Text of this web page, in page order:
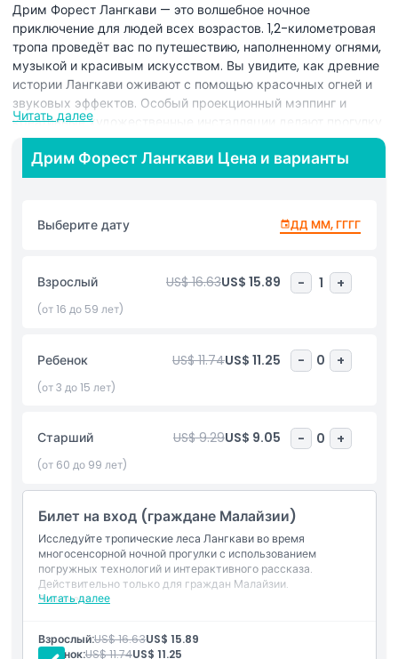
Дрим Форест Лангкави — это волшебное ночное
приключение для людей всех возрастов. 1,2-километровая
тропа проведёт вас по путешествию, наполненному огнями,
музыкой и красивым искусством. Вы увидите, как древние
истории Лангкави оживают с помощью красочных огней и
звуковых эффектов. Особый проекционный мэппинг и
креативные художественные инсталляции делают прогулку
ещё более захватывающей. По пути расположены 14
уникальных тематических зон, каждая из которых
рассказывает свою историю. Эти зоны идеально
неприкосновенности. Ни одно дерево не пострадало при
создании этого волшебного опыта. Прогуляйтесь по
света, и почувствуйте себя будто в сказочном мире. Это
развлечение не только увлекательное, но и познавательное
— оно творчески рассказывает легенды Лангкави. Семьи,
приключением. Это обязательное место для посещения для
всех, кто ищет что-то волшебное и незабываемое в
Лангкави.
Основные моменты
Включено
Политика в отношении детей и взрослых
Исключения
Не подходит для
Читать далее
Дрим Форест Лангкави Цена и варианты
Выберите дату ДД ММ, ГГГГ
Взрослый US$ 16.63US$ 15.89 - 1 +
(от 16 до 59 лет)
Ребенок US$ 11.74US$ 11.25 - 0 +
(от 3 до 15 лет)
Старший US$ 9.29US$ 9.05 - 0 +
(от 60 до 99 лет)
Билет на вход (граждане Малайзии)
Исследуйте тропические леса Лангкави во время
многосенсорной ночной прогулки с использованием
погружных технологий и интерактивного рассказа.
Действительно только для граждан Малайзии.
Читать далее
Включено
Forest Langkawi
Использование погружных технологий и
Взрослый:US$ 16.63US$ 15.89
Ребенок:US$ 11.74US$ 11.25